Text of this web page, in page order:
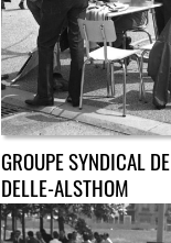
GROUPE SYNDICAL DE
DELLE-ALSTHOM